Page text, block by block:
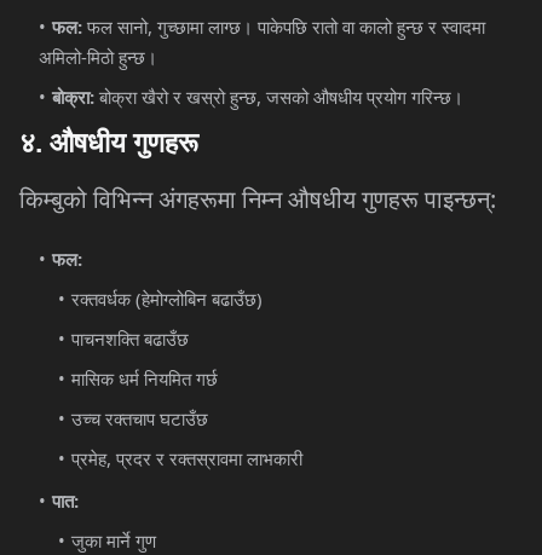
फल: फल सानो, गुच्छामा लाग्छ। पाकेपछि रातो वा कालो हुन्छ र स्वादमा
अमिलो-मिठो हुन्छ।
बोक्रा: बोक्रा खैरो र खस्रो हुन्छ, जसको औषधीय प्रयोग गरिन्छ।
४. औषधीय गुणहरू
किम्बुको विभिन्न अंगहरूमा निम्न औषधीय गुणहरू पाइन्छन्:
फल:
रक्तवर्धक(हेमोग्लोबिन बढाउँछ)
पाचनशक्ति बढाउँछ
मासिक धर्म नियमित गर्छ
उच्च रक्तचाप घटाउँछ
प्रमेह, प्रदर र रक्तस्रावमा लाभकारी
पात:
जुका मार्ने गुण